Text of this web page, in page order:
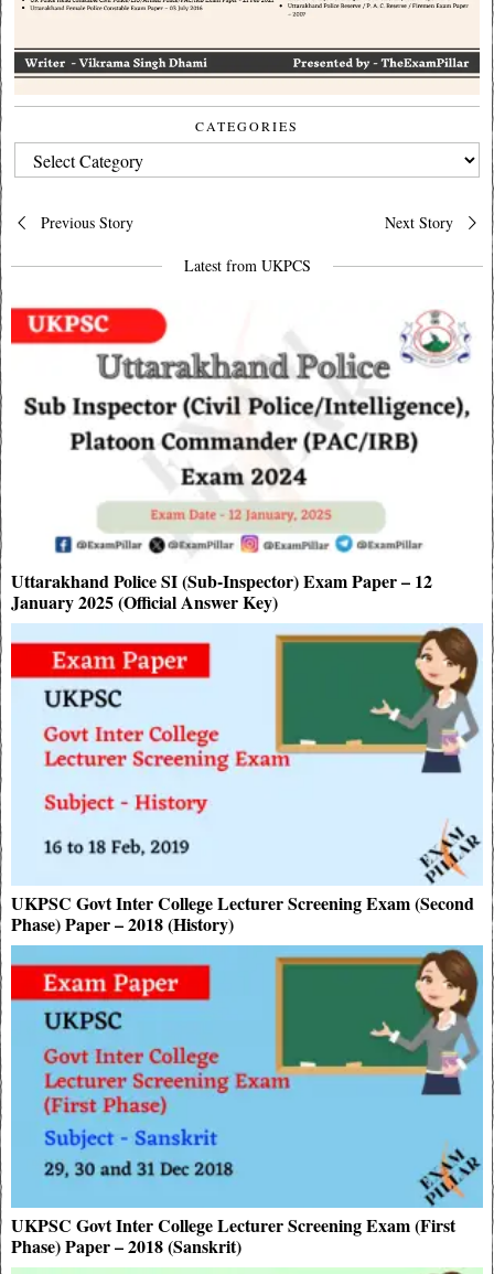
CATEGORIES
CATEGORIES
Post
navigation
Previous Story Next Story
Latest from UKPCS
Uttarakhand Police SI (Sub-Inspector) Exam Paper – 12
January 2025 (Official Answer Key)
UKPSC Govt Inter College Lecturer Screening Exam (Second
Phase) Paper – 2018 (History)
UKPSC Govt Inter College Lecturer Screening Exam (First
Phase) Paper – 2018 (Sanskrit)